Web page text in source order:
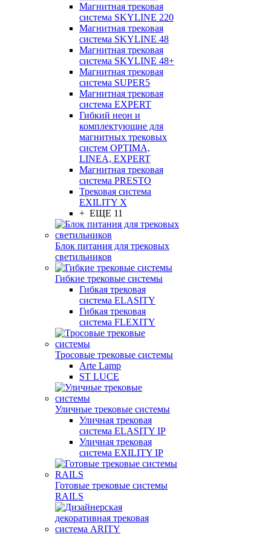
Магнитная трековая
система SKYLINE 220
Магнитная трековая
система SKYLINE 48
Магнитная трековая
система SKYLINE 48+
Магнитная трековая
система SUPER5
Магнитная трековая
система EXPERT
Гибкий неон и
комплектующие для
магнитных трековых
систем OPTIMA,
LINEA, EXPERT
Магнитная трековая
система PRESTO
Трековая система
EXILITY X
+ ЕЩЕ 11
Блок питания для трековых
светильников
Гибкие трековые системы
Гибкая трековая
система ELASITY
Гибкая трековая
система FLEXITY
Тросовые трековые системы
Arte Lamp
ST LUCE
Уличные трековые системы
Уличная трековая
система ELASITY IP
Уличная трековая
система EXILITY IP
Готовые трековые системы
RAILS